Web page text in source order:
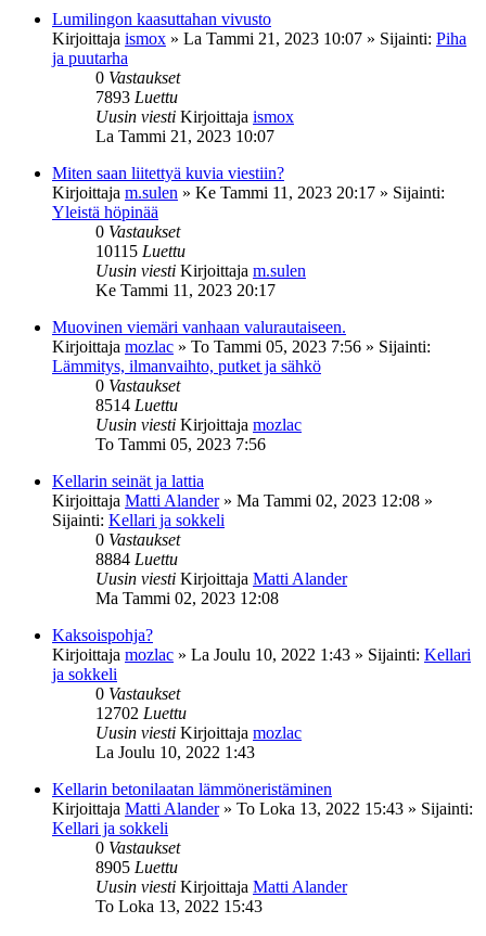
Lumilingon kaasuttahan vivusto
Kirjoittaja ismox » La Tammi 21, 2023 10:07 » Sijainti: Piha
ja puutarha
0 Vastaukset
7893 Luettu
Uusin viesti Kirjoittaja ismox
La Tammi 21, 2023 10:07
Miten saan liitettyä kuvia viestiin?
Kirjoittaja m.sulen » Ke Tammi 11, 2023 20:17 » Sijainti:
Yleistä höpinää
0 Vastaukset
10115 Luettu
Uusin viesti Kirjoittaja m.sulen
Ke Tammi 11, 2023 20:17
Muovinen viemäri vanhaan valurautaiseen.
Kirjoittaja mozlac » To Tammi 05, 2023 7:56 » Sijainti:
Lämmitys, ilmanvaihto, putket ja sähkö
0 Vastaukset
8514 Luettu
Uusin viesti Kirjoittaja mozlac
To Tammi 05, 2023 7:56
Kellarin seinät ja lattia
Kirjoittaja Matti Alander» Ma Tammi 02, 2023 12:08 »
Sijainti: Kellari ja sokkeli
0 Vastaukset
8884 Luettu
Uusin viesti Kirjoittaja Matti Alander
Ma Tammi 02, 2023 12:08
Kaksoispohja?
Kirjoittaja mozlac » La Joulu 10, 2022 1:43 » Sijainti: Kellari
ja sokkeli
0 Vastaukset
12702 Luettu
Uusin viesti Kirjoittaja mozlac
La Joulu 10, 2022 1:43
Kellarin betonilaatan lämmöneristäminen
Kirjoittaja Matti Alander» To Loka 13, 2022 15:43 » Sijainti:
Kellari ja sokkeli
0 Vastaukset
8905 Luettu
Uusin viesti Kirjoittaja Matti Alander
To Loka 13, 2022 15:43